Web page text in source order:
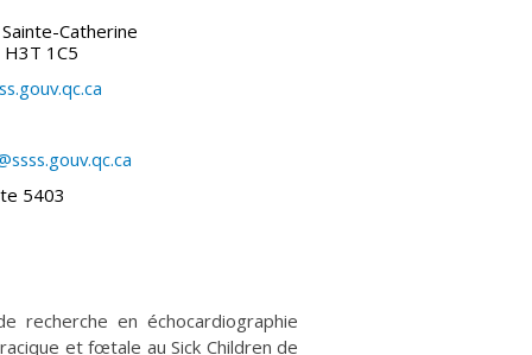
Catherine
1C5
5403
recherche en échocardiographie
et fœtale au Sick Children de